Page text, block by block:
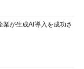
が生成AI導入を成功さ